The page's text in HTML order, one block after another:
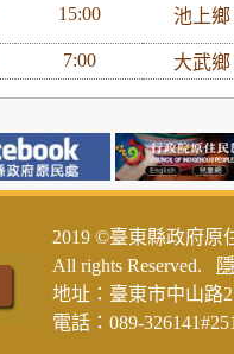
15:00 池上鄉
7:00 大武鄉
2019 ©臺東縣政府原
All rights Reserved.
地址：臺東市中山路
電話：089-